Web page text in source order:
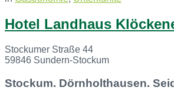
Hotel Landhaus
Stockumer Straße 44
59846 Sundern-Stockum
Stockum. Dörnholthausen.